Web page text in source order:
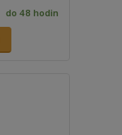
do 48 hodin